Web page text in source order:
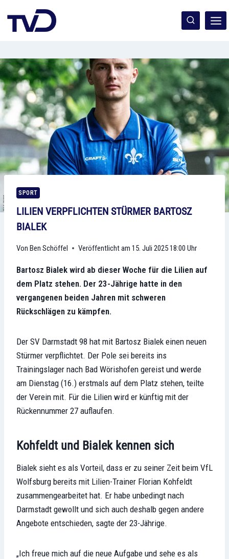
Inhalt
springen
SPORT
LILIEN VERPFLICHTEN STÜRMER BARTOSZ
BIALEK
Ben Schöffel Veröffentlicht am 15. Juli 2025 18:00 Uhr
Bartosz Bialek wird ab dieser Woche für die Lilien auf
dem Platz stehen. Der 23-Jährige hatte in den
vergangenen beiden Jahren mit schweren
Rückschlägen zu kämpfen.
Der SV Darmstadt 98 hat mit Bartosz Bialek einen neuen
Stürmer verpflichtet. Der Pole sei bereits ins
Trainingslager nach Bad Wörishofen gereist und werde
am Dienstag (16.) erstmals auf dem Platz stehen, teilte
der Verein mit. Für die Lilien wird er künftig mit der
Rückennummer 27 auflaufen.
Kohfeldt und Bialek kennen sich
Bialek sieht es als Vorteil, dass er zu seiner Zeit beim VfL
Wolfsburg bereits mit Lilien-Trainer Florian Kohfeldt
zusammengearbeitet hat. Er habe unbedingt nach
Darmstadt gewollt und sich auch deshalb gegen andere
Angebote entschieden, sagte der 23-Jährige.
„Ich freue mich auf die neue Aufgabe und sehe es als